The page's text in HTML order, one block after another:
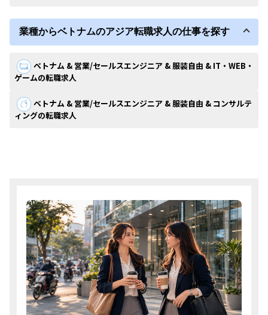
業種からベトナムのアジア転職求人の仕事を探す
ベトナム & 営業/セールスエンジニア & 服装自由 & IT・WEB・
ゲームの転職求人
ベトナム & 営業/セールスエンジニア & 服装自由 & コンサルテ
ィングの転職求人